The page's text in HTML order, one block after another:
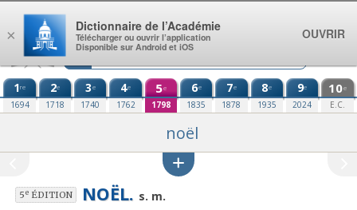
Aller au contenu
1re
1694
2e
1718
3e
1740
4e
1762
5e
1798
6e
1835
7e
1878
8e
1935
9e
2024
10e
E.C.
noël
5eÉDITION NOËL. s. m.
×
Dictionnaire de l’Académie
Télécharger ou ouvrir l’application
Disponible sur Android et iOS
OUVRIR